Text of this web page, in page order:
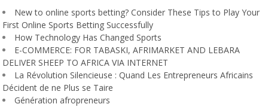
New to online sports betting? Consider These Tips to Play Your
First Online Sports Betting Successfully
How Technology Has Changed Sports
E-COMMERCE: FOR TABASKI, AFRIMARKET AND LEBARA
DELIVER SHEEP TO AFRICA VIA INTERNET
La Révolution Silencieuse : Quand Les Entrepreneurs Africains
Décident de ne Plus se Taire
Génération afropreneurs